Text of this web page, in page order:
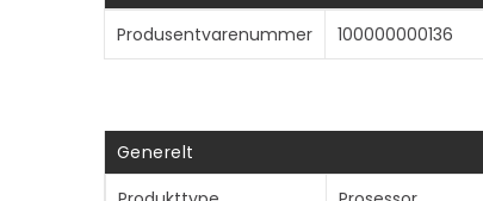
Produsentvarenummer
100000000136
Generelt